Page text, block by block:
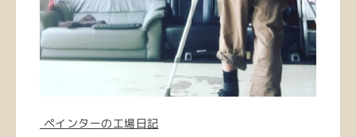
ペインターの工場日記